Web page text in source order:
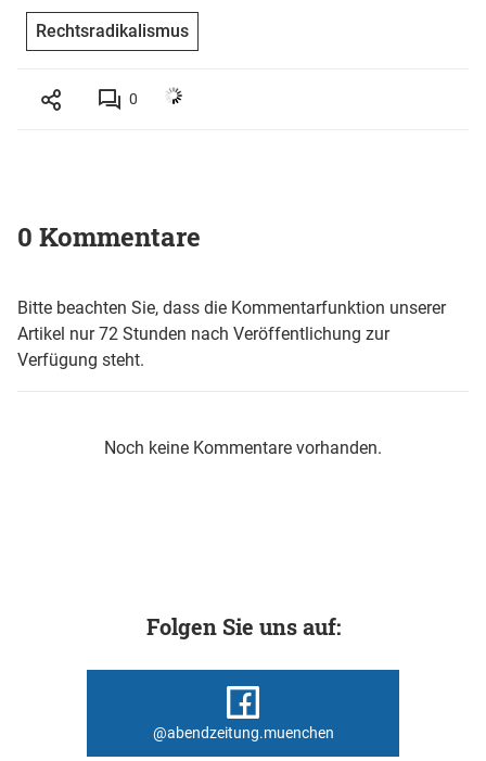
Rechtsradikalismus
0
0 Kommentare
Bitte beachten Sie, dass die Kommentarfunktion unserer
Artikel nur 72 Stunden nach Veröffentlichung zur
Verfügung steht.
Noch keine Kommentare vorhanden.
Folgen Sie uns auf:
@abendzeitung.muenchen